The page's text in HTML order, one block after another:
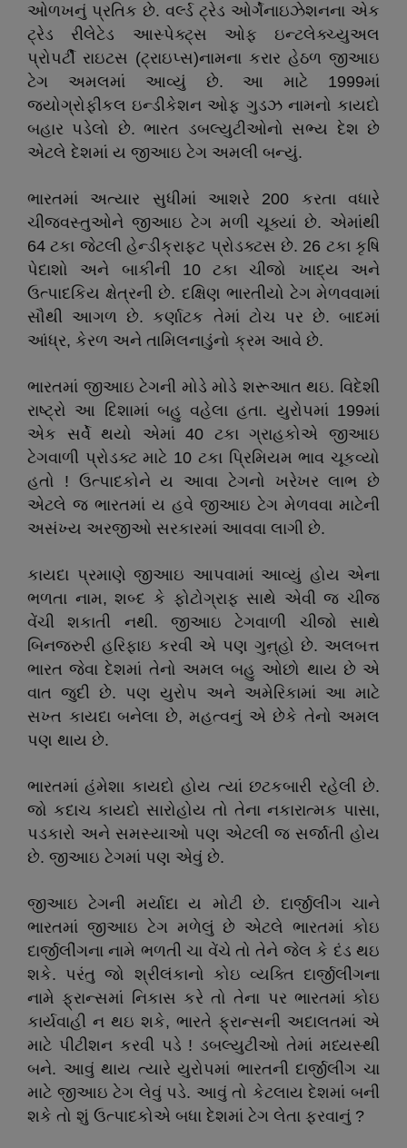
ઓળખનું પ્રતિક છે. વર્લ્ડ ટ્રેડ ઓર્ગેનાઇઝેશનના એક
ટ્રેડ રીલેટેડ આસ્પેક્ટ્સ ઓફ ઇન્ટલેક્ચ્યુઅલ
પ્રોપર્ટી રાઇટસ (ટ્રાઇપ્સ)નામના કરાર હેઠળ જીઆઇ
ટેગ અમલમાં આવ્યું છે. આ માટે 1999માં
જ્યોગ્રોફીકલ ઇન્ડીકેશન ઓફ ગુડઝ નામનો કાયદો
બહાર પડેલો છે. ભારત ડબલ્યુટીઓનો સભ્ય દેશ છે
એટલે દેશમાં ય જીઆઇ ટેગ અમલી બન્યું.
ભારતમાં અત્યાર સુધીમાં આશરે 200 કરતા વધારે
ચીજવસ્તુઓને જીઆઇ ટેગ મળી ચૂક્યાં છે. એમાંથી
64 ટકા જેટલી હેન્ડીક્રાફ્ટ પ્રોડક્ટસ છે. 26 ટકા કૃષિ
પેદાશો અને બાકીની 10 ટકા ચીજો ખાદ્ય અને
ઉત્પાદકિય ક્ષેત્રની છે. દક્ષિણ ભારતીયો ટેગ મેળવવામાં
સૌથી આગળ છે. કર્ણાટક તેમાં ટોચ પર છે. બાદમાં
આંધ્ર, કેરળ અને તામિલનાડુંનો ક્રમ આવે છે.
ભારતમાં જીઆઇ ટેગની મોડે મોડે શરૂઆત થઇ. વિદેશી
રાષ્ટ્રો આ દિશામાં બહુ વહેલા હતા. યુરોપમાં 199માં
એક સર્વે થયો એમાં 40 ટકા ગ્રાહકોએ જીઆઇ
ટેગવાળી પ્રોડક્ટ માટે 10 ટકા પ્રિમિયમ ભાવ ચૂકવ્યો
હતો ! ઉત્પાદકોને ય આવા ટેગનો ખરેખર લાભ છે
એટલે જ ભારતમાં ય હવે જીઆઇ ટેગ મેળવવા માટેની
અસંખ્ય અરજીઓ સરકારમાં આવવા લાગી છે.
કાયદા પ્રમાણે જીઆઇ આપવામાં આવ્યું હોય એના
ભળતા નામ, શબ્દ કે ફોટોગ્રાફ સાથે એવી જ ચીજ
વેંચી શકાતી નથી. જીઆઇ ટેગવાળી ચીજો સાથે
બિનજરુરી હરિફાઇ કરવી એ પણ ગુન઼્હો છે. અલબત્ત
ભારત જેવા દેશમાં તેનો અમલ બહુ ઓછો થાય છે એ
વાત જુદી છે. પણ યુરોપ અને અમેરિકામાં આ માટે
સખ્ત કાયદા બનેલા છે, મહત્વનું એ છેકે તેનો અમલ
પણ થાય છે.
ભારતમાં હંમેશા કાયદો હોય ત્યાં છટકબારી રહેલી છે.
જો કદાચ કાયદો સારોહોય તો તેના નકારાત્મક પાસા,
પડકારો અને સમસ્યાઓ પણ એટલી જ સર્જાતી હોય
છે. જીઆઇ ટેગમાં પણ એવું છે.
જીઆઇ ટેગની મર્યાદા ય મોટી છે. દાર્જીલીંગ ચાને
ભારતમાં જીઆઇ ટેગ મળેલું છે એટલે ભારતમાં કોઇ
દાર્જીલીંગના નામે ભળતી ચા વેંચે તો તેને જેલ કે દંડ થઇ
શકે. પરંતુ જો શ્રીલંકાનો કોઇ વ્યક્તિ દાર્જીલીંગના
નામે ફ્રાન્સમાં નિકાસ કરે તો તેના પર ભારતમાં કોઇ
કાર્યવાહી ન થઇ શકે, ભારતે ફ્રાન્સની અદાલતમાં એ
માટે પીટીશન કરવી પડે ! ડબલ્યુટીઓ તેમાં મધ્યસ્થી
બને. આવું થાય ત્યારે યુરોપમાં ભારતની દાર્જીલીંગ ચા
માટે જીઆઇ ટેગ લેવું પડે. આવું તો કેટલાય દેશમાં બની
શકે તો શું ઉત્પાદકોએ બધા દેશમાં ટેગ લેતા ફરવાનું ?